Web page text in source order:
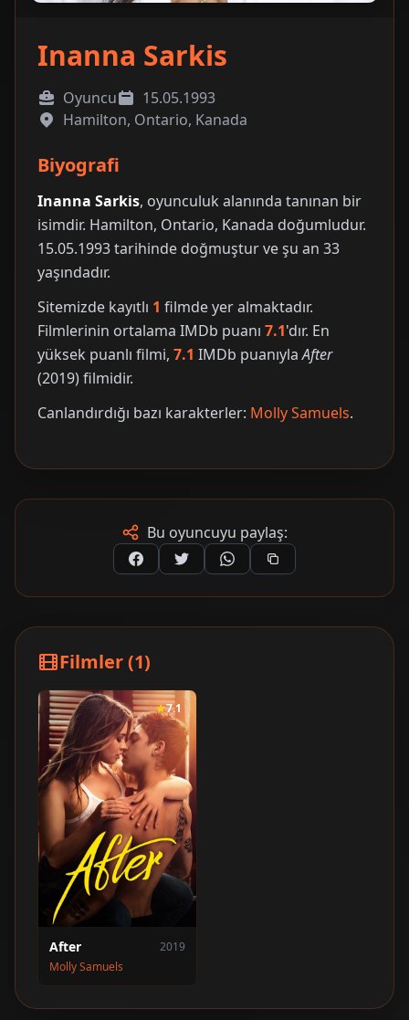
Inanna Sarkis
Oyuncu
15.05.1993
Hamilton, Ontario, Kanada
Biyografi
Inanna Sarkis, oyunculuk alanında tanınan bir
isimdir. Hamilton, Ontario, Kanada doğumludur.
15.05.1993 tarihinde doğmuştur ve şu an 33
yaşındadır.
Sitemizde kayıtlı 1 filmde yer almaktadır.
Filmlerinin ortalama IMDb puanı 7.1'dır. En
yüksek puanlı filmi, 7.1 IMDb puanıylaAfter
(2019) filmidir.
Canlandırdığı bazı karakterler: Molly Samuels.
Bu oyuncuyu paylaş:
Filmler (1)
7.1
After
2019
Molly Samuels